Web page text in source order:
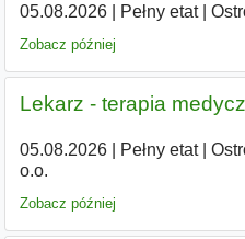
05.08.2026| Pełny etat|
Zobacz później
Lekarz - terapia
05.08.2026| Pełny etat|
o.o.
Zobacz później